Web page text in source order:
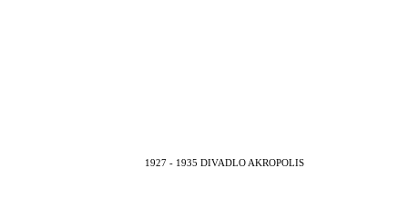
1927 - 1935 DIVADLO AKROPOLIS